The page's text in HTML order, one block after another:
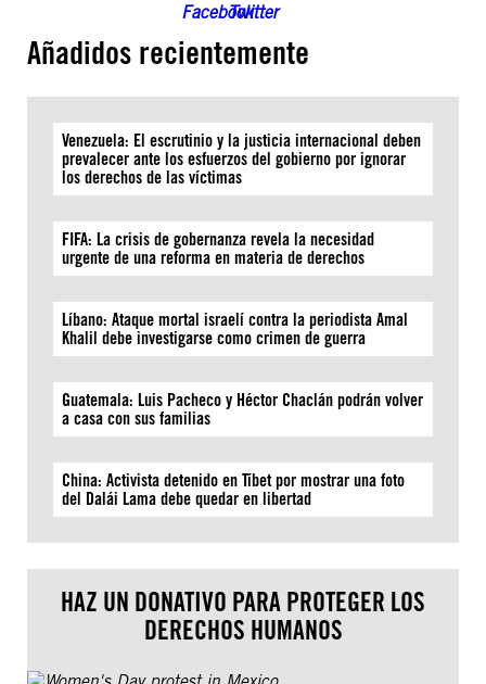
Añadidos recientemente
Venezuela: El escrutinio y la justicia internacional deben
prevalecer ante los esfuerzos del gobierno por ignorar
los derechos de las víctimas
FIFA: La crisis de gobernanza revela la necesidad
urgente de una reforma en materia de derechos
Líbano: Ataque mortal israelí contra la periodista Amal
Khalil debe investigarse como crimen de guerra
Guatemala: Luis Pacheco y Héctor Chaclán podrán volver
a casa con sus familias
China: Activista detenido en Tíbet por mostrar una foto
del Dalái Lama debe quedar en libertad
HAZ UN DONATIVO PARA PROTEGER LOS
DERECHOS HUMANOS